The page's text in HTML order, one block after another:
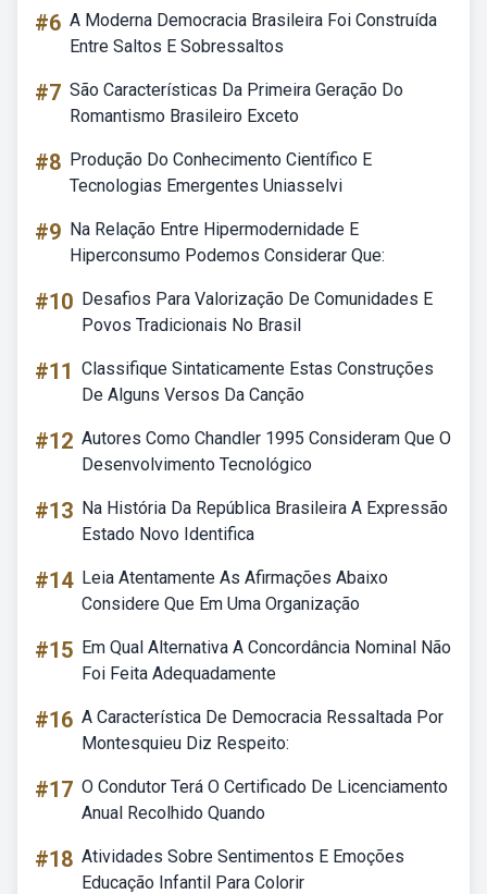
#6 A Moderna Democracia Brasileira Foi Construída
Entre Saltos E Sobressaltos
#7 São Características Da Primeira Geração Do
Romantismo Brasileiro Exceto
#8 Produção Do Conhecimento Científico E
Tecnologias Emergentes Uniasselvi
#9 Na Relação Entre Hipermodernidade E
Hiperconsumo Podemos Considerar Que:
#10 Desafios Para Valorização De Comunidades E
Povos Tradicionais No Brasil
#11 Classifique Sintaticamente Estas Construções
De Alguns Versos Da Canção
#12 Autores Como Chandler 1995 Consideram Que O
Desenvolvimento Tecnológico
#13 Na História Da República Brasileira A Expressão
Estado Novo Identifica
#14 Leia Atentamente As Afirmações Abaixo
Considere Que Em Uma Organização
#15 Em Qual Alternativa A Concordância Nominal Não
Foi Feita Adequadamente
#16 A Característica De Democracia Ressaltada Por
Montesquieu Diz Respeito:
#17 O Condutor Terá O Certificado De Licenciamento
Anual Recolhido Quando
#18 Atividades Sobre Sentimentos E Emoções
Educação Infantil Para Colorir